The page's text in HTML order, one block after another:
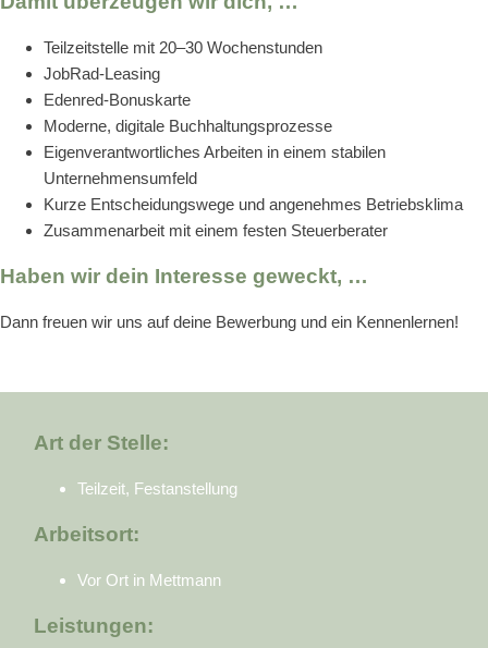
Teilzeitstelle mit 20–30 Wochenstunden
JobRad-Leasing
Edenred-Bonuskarte
Moderne, digitale Buchhaltungsprozesse
Eigenverantwortliches Arbeiten in einem stabilen
Unternehmensumfeld
Kurze Entscheidungswege und angenehmes Betriebsklima
Zusammenarbeit mit einem festen Steuerberater
Haben wir dein Interesse geweckt, …
Dann freuen wir uns auf deine Bewerbung und ein Kennenlernen!
Art der Stelle:
Teilzeit, Festanstellung
Arbeitsort:
Vor Ort in Mettmann
Leistungen: